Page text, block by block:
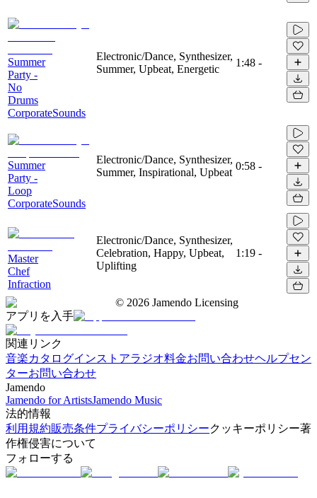
Summer
Party -
No
Drums
CorporateSounds
Electronic/Dance, Synthesizer,
Summer, Upbeat, Energetic
1:48 -
Summer
Party -
Loop
CorporateSounds
Electronic/Dance, Synthesizer,
Summer, Inspirational, Upbeat
0:58 -
Master
Chef
Infraction
Electronic/Dance, Synthesizer,
Celebration, Happy, Upbeat,
Uplifting
1:19 -
© 2026 Jamendo Licensing
アプリを入手
関連リンク
音楽カタログインストアラジオ料金お問い合わせヘルプセン
ターお問い合わせ
Jamendo
Jamendo for ArtistsJamendo Music
法的情報
利用規約販売条件プライバシーポリシークッキーポリシー著
作権侵害について
フォローする